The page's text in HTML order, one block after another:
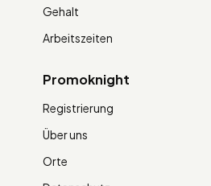
Gehalt
Arbeitszeiten
Promoknight
Registrierung
Über uns
Orte